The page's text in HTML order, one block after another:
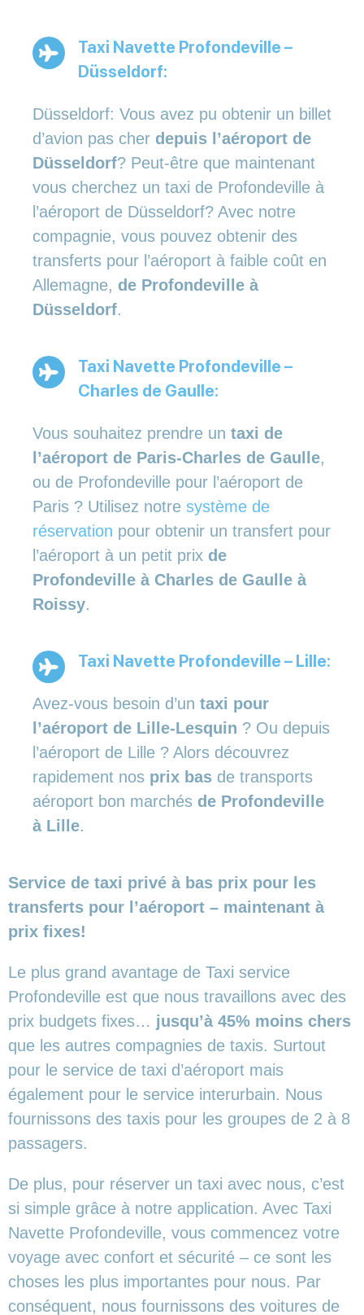
Taxi Navette Profondeville –
Düsseldorf:
Düsseldorf: Vous avez pu obtenir un billet
d’avion pas cher depuis l’aéroport de
Düsseldorf? Peut-être que maintenant
vous cherchez un taxi de Profondeville à
l’aéroport de Düsseldorf? Avec notre
compagnie, vous pouvez obtenir des
transferts pour l’aéroport à faible coût en
Allemagne, de Profondeville à
Düsseldorf.
Taxi Navette Profondeville –
Charles de Gaulle:
Vous souhaitez prendre un taxi de
l’aéroport de Paris-Charles de Gaulle,
ou de Profondeville pour l’aéroport de
Paris ? Utilisez notre système de
réservation pour obtenir un transfert pour
l’aéroport à un petit prix de
Profondeville à Charles de Gaulle à
Roissy.
Taxi Navette Profondeville – Lille:
Avez-vous besoin d’un taxi pour
l’aéroport de Lille-Lesquin ? Ou depuis
l’aéroport de Lille ? Alors découvrez
rapidement nos prix bas de transports
aéroport bon marchés de Profondeville
à Lille.
Service de taxi privé à bas prix pour les
transferts pour l’aéroport – maintenant à
prix fixes!
Le plus grand avantage de Taxi service
Profondeville est que nous travaillons avec des
prix budgets fixes… jusqu’à 45% moins chers
que les autres compagnies de taxis. Surtout
pour le service de taxi d’aéroport mais
également pour le service interurbain. Nous
fournissons des taxis pour les groupes de 2 à 8
passagers.
De plus, pour réserver un taxi avec nous, c’est
si simple grâce à notre application. Avec Taxi
Navette Profondeville, vous commencez votre
voyage avec confort et sécurité – ce sont les
choses les plus importantes pour nous. Par
conséquent, nous fournissons des voitures de